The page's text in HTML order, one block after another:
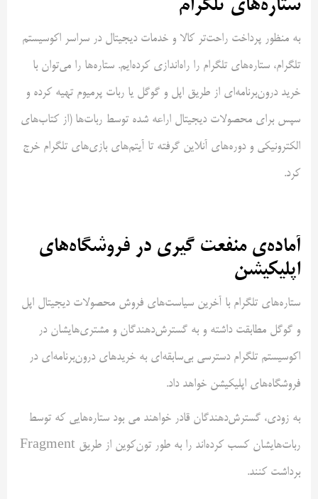
ستاره‌های تلگرام
به منظور پرداخت راحت‌تر کالا و خدمات دیجیتال در سراسر اکوسیستم
تلگرام، ستاره‌های تلگرام را راه‌اندازی کرده‌ایم. ستاره‌ها را می‌توان با
خرید درون‌برنامه‌ای از طریق اپل و گوگل یا ربات پرمیوم تهیه کرده و
سپس برای محصولات دیجیتال اراعه شده توسط ربات‌ها (از کتاب‌های
الکترونیکی و دوره‌های آنلاین گرفته تا آیتم‌های بازی‌های تلگرام خرج
کرد.
آماده‌ی منفعت گیری در فروشگاه‌های
اپلیکیشن
ستاره‌های تلگرام با آخرین سیاست‌های فروش محصولات دیجیتال اپل
و گوگل مطابقت داشته و به گسترش‌دهندگان و مشتری‌هایشان در
اکوسیستم تلگرام دسترسی بی‌سابقه‌ای به خریدهای درون‌برنامه‌ای در
فروشگاه‌های اپلیکیشن خواهد داد.
به زودی، گسترش‌دهندگان قادر خواهند می بود ستاره‌هایی که توسط
ربات‌هایشان کسب کرده‌اند را به طور تون‌کوین از طریق Fragment
برداشت کنند.